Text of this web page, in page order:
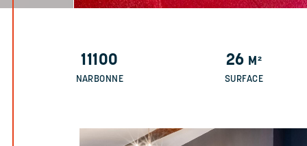
11100
NARBONNE
26 M²
SURFACE